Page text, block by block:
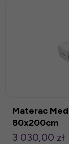
Materac
80x200cm
3 030,00 zł